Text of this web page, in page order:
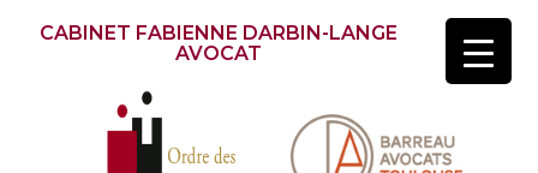
CABINET FABIENNE DARBIN-LANGE
AVOCAT